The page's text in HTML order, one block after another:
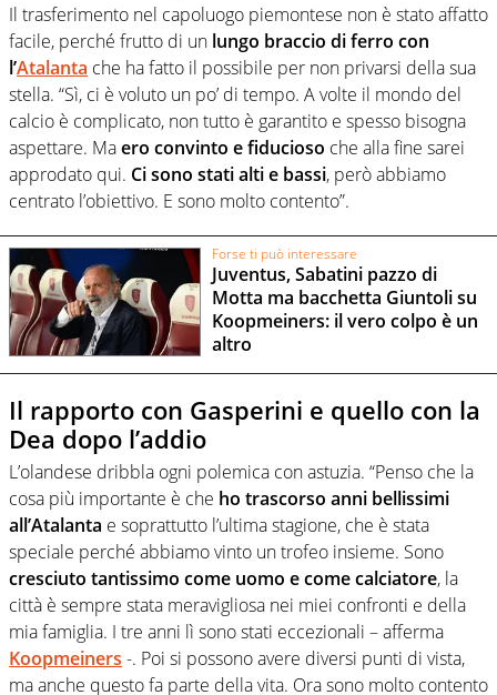
Il trasferimento nel capoluogo piemontese non è stato affatto
facile, perché frutto di un lungo braccio di ferro con
l’Atalanta che ha fatto il possibile per non privarsi della sua
stella. “Sì, ci è voluto un po’ di tempo. A volte il mondo del
calcio è complicato, non tutto è garantito e spesso bisogna
aspettare. Maero convinto e fiducioso che alla fine sarei
approdato qui. Ci sono stati alti e bassi, però abbiamo
centrato l’obiettivo. E sono molto contento”.
Forse ti può interessare
Juventus, Sabatini pazzo di
Motta ma bacchetta Giuntoli su
Koopmeiners: il vero colpo è un
altro
Il rapporto con Gasperini e quello con la
Dea dopo l’addio
L’olandese dribbla ogni polemica con astuzia. “Penso che la
cosa più importante è che ho trascorso anni bellissimi
all’Atalanta e soprattutto l’ultima stagione, che è stata
speciale perché abbiamo vinto un trofeo insieme. Sono
cresciuto tantissimo come uomo e come calciatore, la
città è sempre stata meravigliosa nei miei confronti e della
mia famiglia. I tre anni lì sono stati eccezionali – afferma
Koopmeiners -. Poi si possono avere diversi punti di vista,
ma anche questo fa parte della vita. Ora sono molto contento